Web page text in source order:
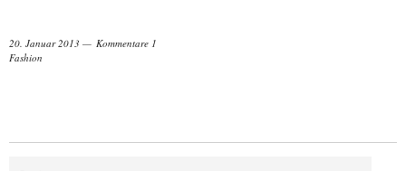
20. Januar 2013
Kommentare 1
Fashion